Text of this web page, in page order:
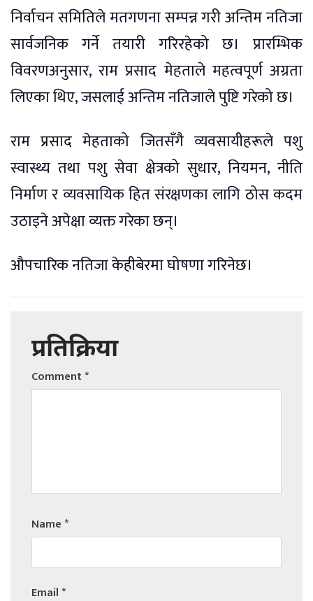
निर्वाचन समितिले मतगणना सम्पन्न गरी अन्तिम नतिजा
सार्वजनिक गर्ने तयारी गरिरहेको छ। प्रारम्भिक
विवरणअनुसार, राम प्रसाद मेहताले महत्वपूर्ण अग्रता
लिएका थिए, जसलाई अन्तिम नतिजाले पुष्टि गरेको छ।
राम प्रसाद मेहताको जितसँगै व्यवसायीहरूले पशु
स्वास्थ्य तथा पशु सेवा क्षेत्रको सुधार, नियमन, नीति
निर्माण र व्यवसायिक हित संरक्षणका लागि ठोस कदम
उठाइने अपेक्षा व्यक्त गरेका छन्।
औपचारिक नतिजा केहीबेरमा घोषणा गरिनेछ।
प्रतिक्रिया
Comment*
Name*
Email*